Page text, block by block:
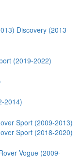
Discovery (2013-
(2019-2022)
2014)
Sport (2009-2013)
Sport (2018-2020)
Vogue (2009-